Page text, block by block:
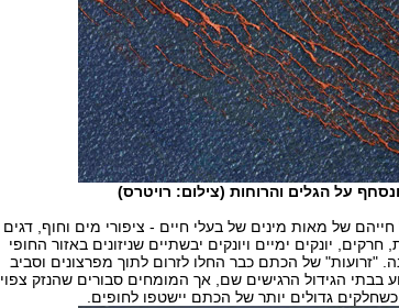
על הגלים והרוחות (צילום: רויטרס)
של מאות מינים של בעלי חיים - ציפורי מים וחוף, דגים
חרקים, יונקים ימיים ויונקים יבשתיים שניזונים באזור החופי
"זרועות" של הכתם כבר החלו לזרום לתוך מפרצונים וסביב
בבתי הגידול הרגישים שם, אך המומחים סבורים שהנזק צפוי
גדולים יותר של הכתם יישטפו לחופים.